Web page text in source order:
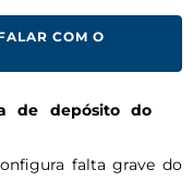
COM O
de depósito do
falta grave do